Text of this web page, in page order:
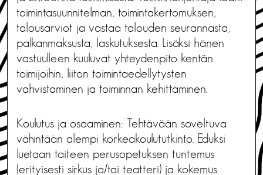
toimintasuunnitelman, toimintakertomuksen,
talousarviot ja vastaa talouden seurannasta,
palkanmaksusta, laskutuksesta. Lisäksi hänen
vastuulleen kuuluvat yhteydenpito kentän
toimijoihin, liiton toimintaedellytysten
vahvistaminen ja toiminnan kehittäminen.
Koulutus ja osaaminen: Tehtävään soveltuva
vähintään alempi korkeakoulututkinto. Eduksi
luetaan taiteen perusopetuksen tuntemus
(erityisesti sirkus ja/tai teatteri) ja kokemus